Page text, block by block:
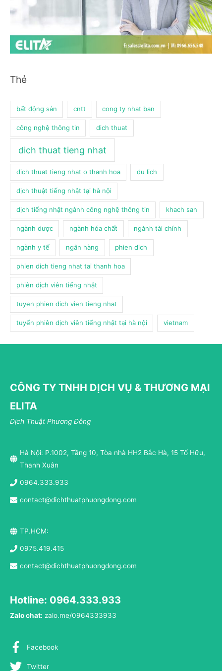
Thẻ
bất động sản cntt cong ty nhat ban
công nghệ thông tin dich thuat
dich thuat tieng nhat
dich thuat tieng nhat o thanh hoa du lich
dịch thuật tiếng nhật tại hà nội
dịch tiếng nhật ngành công nghệ thông tin khach san
ngành dược ngành hóa chất ngành tài chính
ngành y tế ngân hàng phien dich
phien dich tieng nhat tai thanh hoa
phiên dịch viên tiếng nhật
tuyen phien dich vien tieng nhat
tuyển phiên dịch viên tiếng nhật tại hà nội vietnam
CÔNG TY TNHH DỊCH VỤ & THƯƠNG MẠI
ELITA
Dịch Thuật Phương Đông
Hà Nội: P.1002, Tầng 10, Tòa nhà HH2 Bắc Hà, 15 Tố Hữu,
Thanh Xuân
0964.333.933
contact@dichthuatphuongdong.com
TP.HCM:
0975.419.415
contact@dichthuatphuongdong.com
Hotline: 0964.333.933
Zalo chat: zalo.me/0964333933
Facebook
Twitter